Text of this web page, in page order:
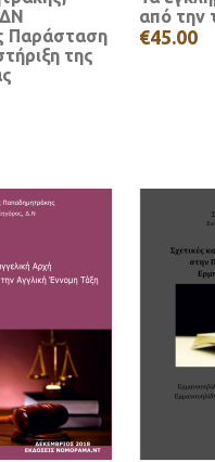
Παράσταση
της
από την
€45.00